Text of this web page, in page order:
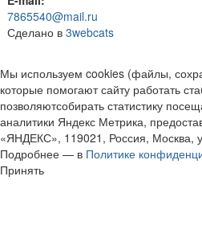
7865540@mail.ru
Сделано в 3webcats
Мы используем cookies (файлы,
которые помогают сайту работать
позволяютсобирать статистику
аналитики Яндекс Метрика,
«ЯНДЕКС», 119021, Россия, Москва,
Подробнее — в Политике
Принять